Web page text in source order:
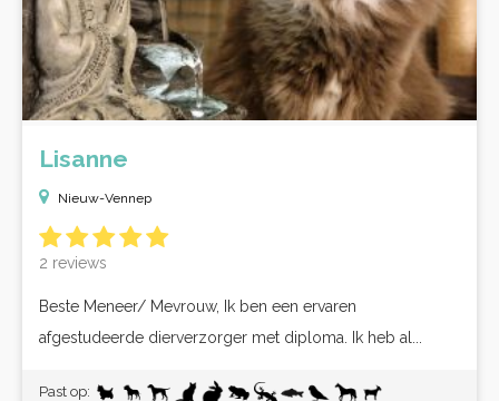
Lisanne
Nieuw-Vennep
2 reviews
Beste Meneer/ Mevrouw, Ik ben een ervaren
afgestudeerde dierverzorger met diploma. Ik heb al...
Past op: